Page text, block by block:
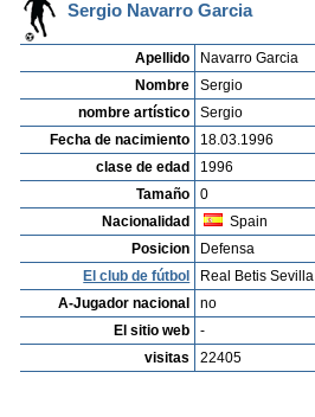
Sergio Navarro Garcia
Apellido
Navarro Garcia
Nombre
Sergio
nombre artístico
Sergio
Fecha de nacimiento
18.03.1996
clase de edad
1996
Tamaño
0
Nacionalidad
Spain
Posicion
Defensa
El club de fútbol
Real Betis Sevilla
A-Jugador nacional
no
El sitio web
-
visitas
22405